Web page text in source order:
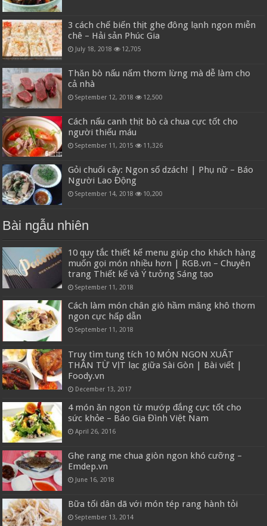
3 cách chế biến thịt ghẹ đông lạnh ngon miễn
chê – Hải sản Phúc Gia
July 18, 2018 12,705
Thăn bò nấu nấm thơm lừng mà dễ làm cho
cả nhà
September 12, 2018 12,500
Cách nấu canh thịt bò cà chua cực tốt cho
người thiếu máu
September 11, 2015 11,326
Gỏi chuối cây: Ngon số dzách! | Phụ nữ – Báo
Người Lao Động
September 14, 2018 10,200
Bài ngẫu nhiên
10 quy tắc thiết kế menu giúp cho khách hàng
muốn gọi món nhiều hơn | RGB.vn – Chuyên
trang Thiết kế và Ý tưởng Sáng tạo
September 11, 2018
Cách làm món chân giò hầm măng khô thơm
ngon cực hấp dẫn
September 11, 2018
Truy tìm tung tích 10 MÓN NGON XUẤT
THẦN TỪ VỊT lạc giữa Sài Gòn | Bài viết |
Foody.vn
December 13, 2017
4 món ăn ngon từ mướp đắng cực tốt cho
sức khỏe – Báo Gia Đình Việt Nam
April 26, 2016
Ghẹ rang me chua giòn ngon khó cưỡng –
Emdep.vn
June 16, 2018
Bữa tối dân dã với món tép rang hành tỏi
September 13, 2014